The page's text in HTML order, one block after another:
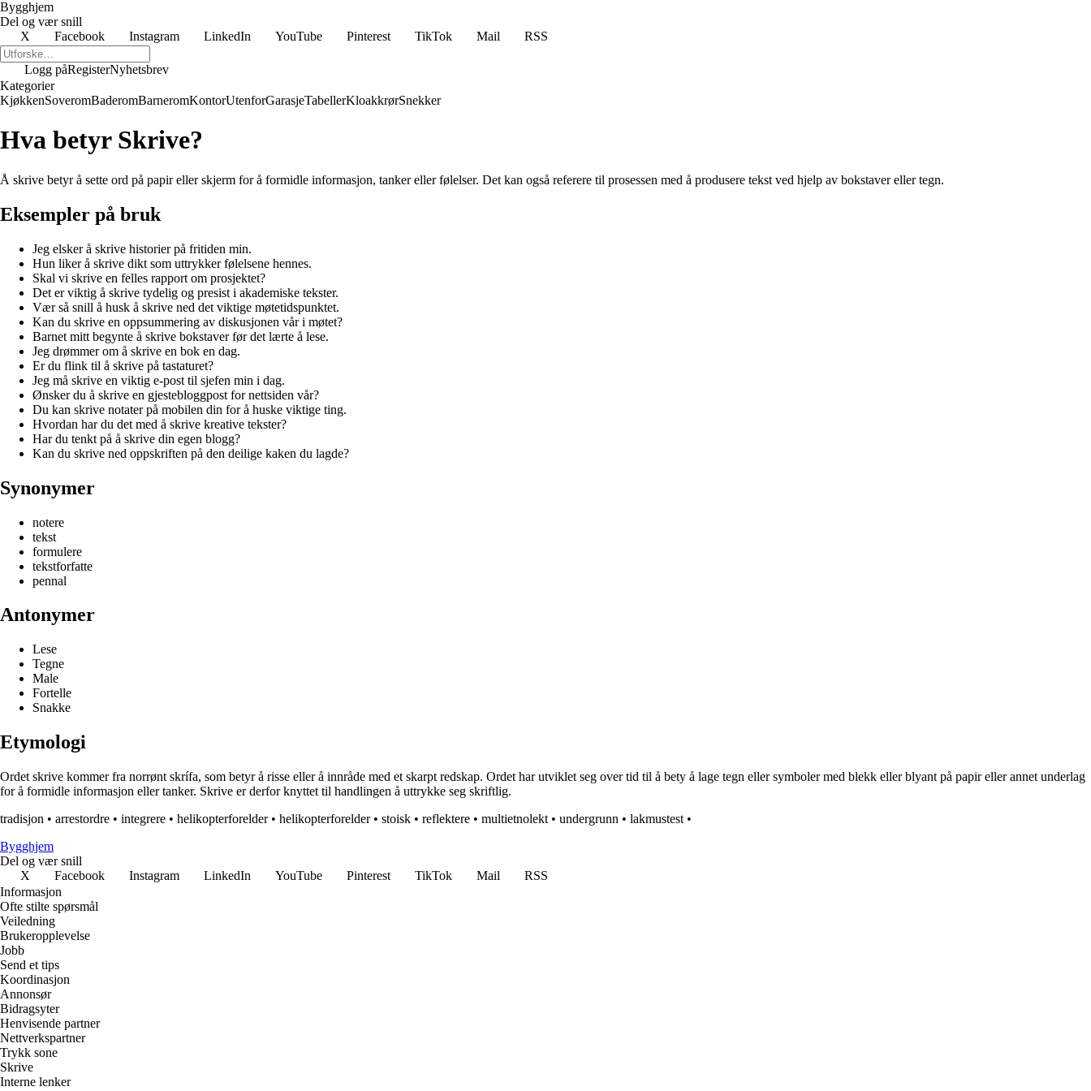
Bygghjem
Del og vær snill
X
Facebook Instagram LinkedIn YouTube Pinterest TikTok Mail RSS
Logg påRegisterNyhetsbrev
Kategorier
KjøkkenSoveromBaderomBarneromKontorUtenforGarasjeTabellerKloakkrørSnekker
Hva betyr Skrive?
Å skrive betyr å sette ord på papir eller skjerm for å formidle informasjon, tanker eller følelser. Det kan også referere til prosessen med å produsere tekst ved hjelp av bokstaver eller tegn.
Eksempler på bruk
Jeg elsker å skrive historier på fritiden min.
Hun liker å skrive dikt som uttrykker følelsene hennes.
Skal vi skrive en felles rapport om prosjektet?
Det er viktig å skrive tydelig og presist i akademiske tekster.
Vær så snill å husk å skrive ned det viktige møtetidspunktet.
Kan du skrive en oppsummering av diskusjonen vår i møtet?
Barnet mitt begynte å skrive bokstaver før det lærte å lese.
Jeg drømmer om å skrive en bok en dag.
Er du flink til å skrive på tastaturet?
Jeg må skrive en viktig e-post til sjefen min i dag.
Ønsker du å skrive en gjestebloggpost for nettsiden vår?
Du kan skrive notater på mobilen din for å huske viktige ting.
Hvordan har du det med å skrive kreative tekster?
Har du tenkt på å skrive din egen blogg?
Kan du skrive ned oppskriften på den deilige kaken du lagde?
Synonymer
notere
tekst
formulere
tekstforfatte
pennal
Antonymer
Lese
Tegne
Male
Fortelle
Snakke
Etymologi
Ordet skrive kommer fra norrønt skrífa, som betyr å risse eller å innråde med et skarpt redskap. Ordet har utviklet seg over tid til å bety å lage tegn eller symboler med blekk eller blyant på papir eller annet underlag
for å formidle informasjon eller tanker. Skrive er derfor knyttet til handlingen å uttrykke seg skriftlig.
tradisjon • arrestordre • integrere • helikopterforelder• helikopterforelder• stoisk • reflektere • multietnolekt • undergrunn • lakmustest •
Bygghjem
Del og vær snill
X
Facebook Instagram LinkedIn YouTube Pinterest TikTok Mail
RSS
Informasjon
Ofte stilte spørsmål
Veiledning
Brukeropplevelse
Jobb
Send et tips
Koordinasjon
Annonsør
Bidragsyter
Henvisende partner
Nettverkspartner
Trykk sone
Skrive
Interne lenker